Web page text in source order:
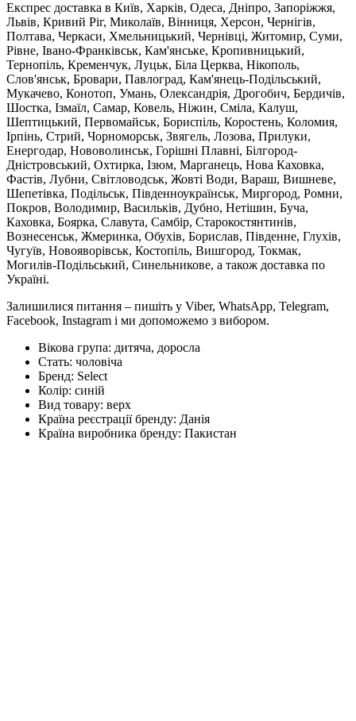
Експрес доставка в Київ, Харків, Одеса, Дніпро, Запоріжжя,
Львів, Кривий Ріг, Миколаїв, Вінниця, Херсон, Чернігів,
Полтава, Черкаси, Хмельницький, Чернівці, Житомир, Суми,
Рівне, Івано-Франківськ, Кам'янське, Кропивницький,
Тернопіль, Кременчук, Луцьк, Біла Церква, Нікополь,
Слов'янськ, Бровари, Павлоград, Кам'янець-Подільський,
Мукачево, Конотоп, Умань, Олександрія, Дрогобич, Бердичів,
Шостка, Ізмаїл, Самар, Ковель, Ніжин, Сміла, Калуш,
Шептицький, Первомайськ, Бориспіль, Коростень, Коломия,
Ірпінь, Стрий, Чорноморськ, Звягель, Лозова, Прилуки,
Енергодар, Нововолинськ, Горішні Плавні, Білгород-
Дністровський, Охтирка, Ізюм, Марганець, Нова Каховка,
Фастів, Лубни, Світловодськ, Жовті Води, Вараш, Вишневе,
Шепетівка, Подільськ, Південноукраїнськ, Миргород, Ромни,
Покров, Володимир, Васильків, Дубно, Нетішин, Буча,
Каховка, Боярка, Славута, Самбір, Старокостянтинів,
Вознесенськ, Жмеринка, Обухів, Борислав, Південне, Глухів,
Чугуїв, Новояворівськ, Костопіль, Вишгород, Токмак,
Могилів-Подільський, Синельникове, а також доставка по
Україні.
Залишилися питання – пишіть у Viber, WhatsApp, Telegram,
Facebook, Instagram і ми допоможемо з вибором.
Вікова група: дитяча, доросла
Стать: чоловіча
Бренд: Select
Колір: синій
Вид товару: верх
Країна реєстрації бренду: Данія
Країна виробника бренду: Пакистан